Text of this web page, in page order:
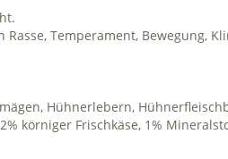
Temperament, Bewegung,
Hühnerlebern,
körniger Frischkäse, 1%